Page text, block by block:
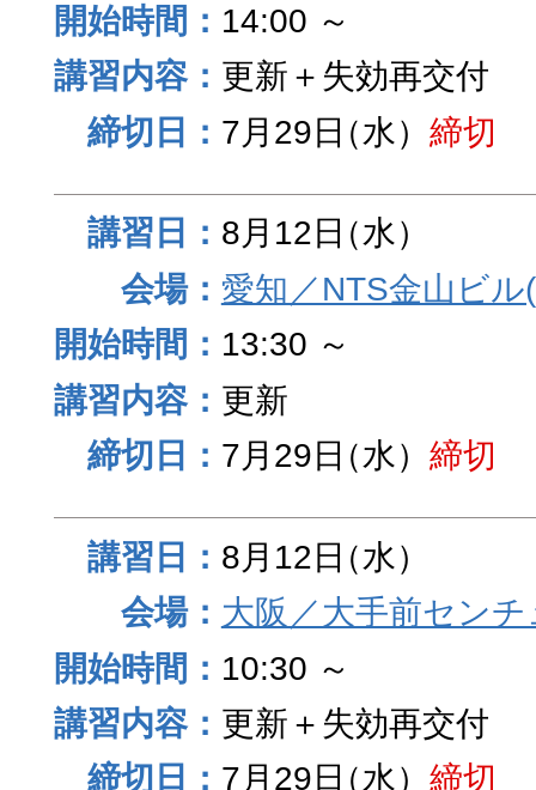
14:00 ～
更新＋失効再交付
7月29日（水） 締切
8月12日（水）
愛知／NTS金山ビ
13:30 ～
更新
7月29日（水） 締切
8月12日（水）
大阪／大手前セン
10:30 ～
更新＋失効再交付
7月29日（水） 締切